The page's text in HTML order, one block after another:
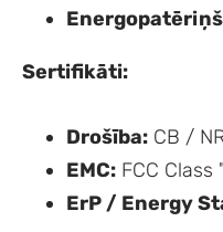
Sertifikāti:
Drošība: CB /
EMC: FCC Class
ErP / Energy